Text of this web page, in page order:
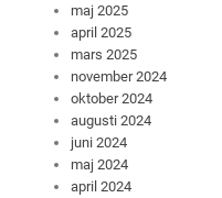
maj 2025
april 2025
mars 2025
november 2024
oktober 2024
augusti 2024
juni 2024
maj 2024
april 2024